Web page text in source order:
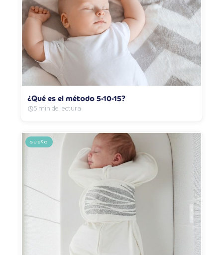
¿Qué es el método 5-10-15?
5 min de lectura
SUEÑO